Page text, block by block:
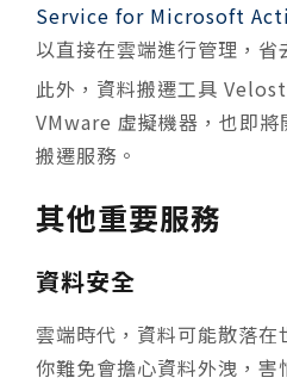
Service for Microsoft
以直接在雲端進行管理，省
此外，資料搬遷工具
VMware 虛擬機器，也即
搬遷服務。
其他重要服務
資料安全
雲端時代，資料可能散落在
你難免會擔心資料外洩，